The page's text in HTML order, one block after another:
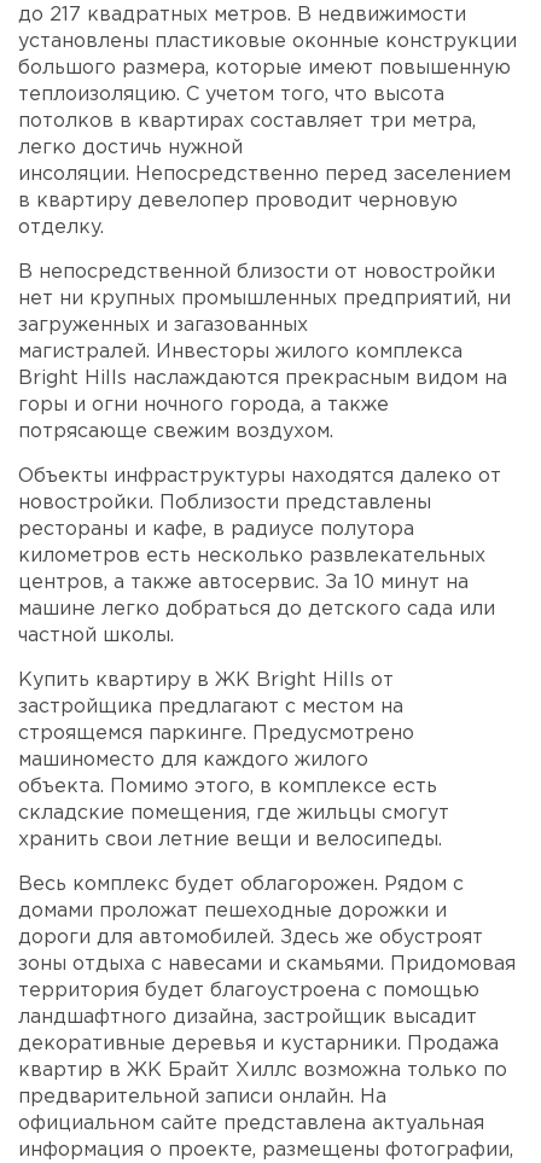
до 217 квадратных метров. В недвижимости
установлены пластиковые оконные конструкции
большого размера, которые имеют повышенную
теплоизоляцию. С учетом того, что высота
потолков в квартирах составляет три метра,
легко достичь нужной
инсоляции. Непосредственно перед заселением
в квартиру девелопер проводит черновую
отделку.
В непосредственной близости от новостройки
нет ни крупных промышленных предприятий, ни
загруженных и загазованных
магистралей. Инвесторы жилого комплекса
Bright Hills наслаждаются прекрасным видом на
горы и огни ночного города, а также
потрясающе свежим воздухом.
Объекты инфраструктуры находятся далеко от
новостройки. Поблизости представлены
рестораны и кафе, в радиусе полутора
километров есть несколько развлекательных
центров, а также автосервис. За 10 минут на
машине легко добраться до детского сада или
частной школы.
Купить квартиру в ЖК Bright Hills от
застройщика предлагают с местом на
строящемся паркинге. Предусмотрено
машиноместо для каждого жилого
объекта. Помимо этого, в комплексе есть
складские помещения, где жильцы смогут
хранить свои летние вещи и велосипеды.
Весь комплекс будет облагорожен. Рядом с
домами проложат пешеходные дорожки и
дороги для автомобилей. Здесь же обустроят
зоны отдыха с навесами и скамьями. Придомовая
территория будет благоустроена с помощью
ландшафтного дизайна, застройщик высадит
декоративные деревья и кустарники. Продажа
квартир в ЖК Брайт Хиллс возможна только по
предварительной записи онлайн. На
официальном сайте представлена актуальная
информация о проекте, размещены фотографии,